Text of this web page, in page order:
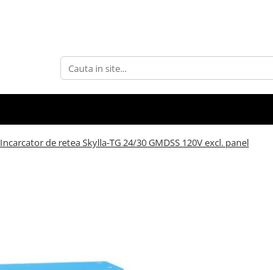
Incarcator de retea Skylla-TG 24/30 GMDSS 120V excl. panel